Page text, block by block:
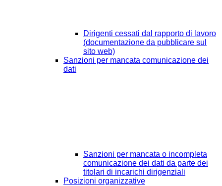
Dirigenti cessati dal rapporto di lavoro
(documentazione da pubblicare sul
sito web)
Sanzioni per mancata comunicazione dei
dati
Sanzioni per mancata o incompleta
comunicazione dei dati da parte dei
titolari di incarichi dirigenziali
Posizioni organizzative